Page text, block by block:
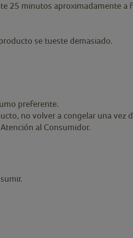
25 minutos aproximadamente a
se tueste demasiado.
preferente.
no volver a congelar una vez
al Consumidor.